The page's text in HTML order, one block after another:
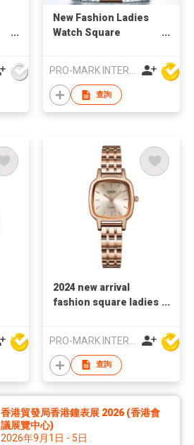
New Fashion Ladies
Watch Square
PRO-MARK INTERNATIONAL
查詢
2024 new arrival
fashion square ladies
women
查詢
香港貿發局香港鐘表展 2026 (香港會
議展覽中心)
2026年9月1日 - 5日